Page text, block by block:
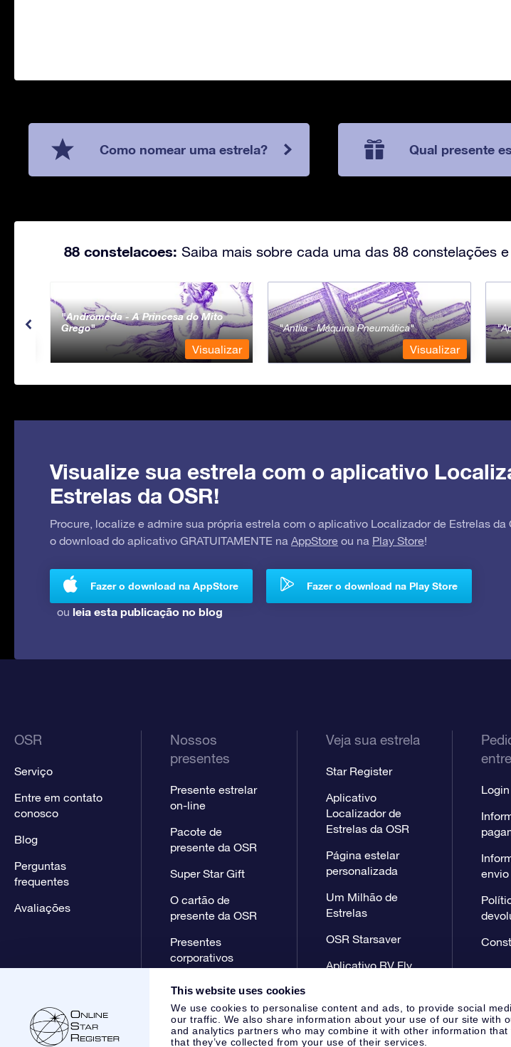
This website uses cookies
We use cookies to personalise content and ads, to provide social
our traffic. We also share information about your use of our site with
and analytics partners who may combine it with other information that
that they’ve collected from your use of their services.
Como nomear uma estrela? Qual presente
88 constelacoes: Saiba mais sobre cada uma das 88 constelações
Andromeda - A Princesa do Mito
Grego
Visualizar
Antlia - Máquina Pneumática
Visualizar
Visualize sua estrela com o aplicativo
Estrelas da OSR!
Procure, localize e admire sua própria estrela com o aplicativo Localizador de Estrelas da
o download do aplicativo GRATUITAMENTE na AppStore ou na Play Store!
Fazer o download na AppStore Fazer o download na Play Store
ou leia esta publicação no blog
OSR
Serviço
Entre em contato
conosco
Blog
Perguntas
frequentes
Avaliações
Nossos
presentes
Presente estrelar
on-line
Pacote de
presente da OSR
Super Star Gift
O cartão de
presente da OSR
Presentes
corporativos
Veja sua estrela
Star Register
Aplicativo
Localizador de
Estrelas da OSR
Página estelar
personalizada
Um Milhão de
Estrelas
OSR Starsaver
Aplicativo RV Fly
envio